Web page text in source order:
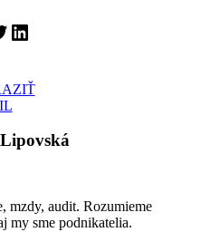
LinkedIn
mzdy, audit. Rozumieme
my sme podnikatelia.